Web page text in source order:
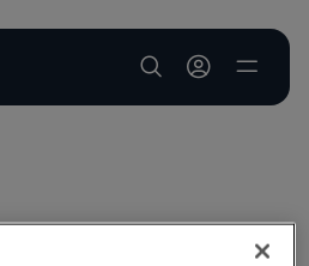
User account
PAGINA